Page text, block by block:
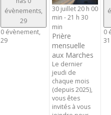
évènements,
29
0 évènement,
29
30 juillet 20 h 00
min -21 h 30
min
Prière
mensuelle
aux Marches
Le dernier
jeudi de
chaque mois
(depuis 2025),
vous êtes
invités à vous
0
31